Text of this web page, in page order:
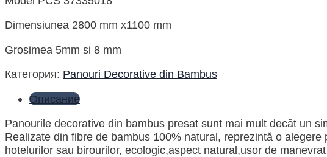
Dimensiunea 2800 mm x1100 mm
Grosimea 5mm si 8 mm
Категория: Panouri Decorative din Bambus
Описание
Panourile decorative din bambus presat sunt mai mult decât un
Realizate din fibre de bambus 100% natural, reprezintă o
hotelurilor sau birourilor, ecologic,aspect natural,usor de